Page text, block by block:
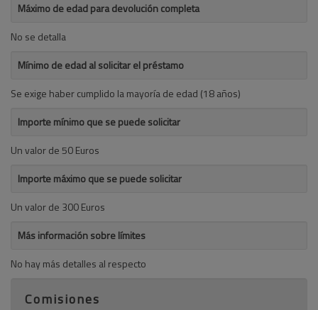
Máximo de edad para devolución completa
No se detalla
Mínimo de edad al solicitar el préstamo
Se exige haber cumplido la mayoría de edad (18 años)
Importe mínimo que se puede solicitar
Un valor de 50 Euros
Importe máximo que se puede solicitar
Un valor de 300 Euros
Más información sobre límites
No hay más detalles al respecto
Comisiones